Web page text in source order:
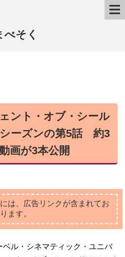
べそく
ント・オブ・シール
シーズンの第5話 約3
画が3本公開
は、広告リンクが含まれてお
ります。
ル・シネマティック・ユニバ